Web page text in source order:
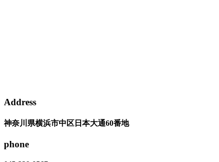
Address
神奈川県横浜市中区日本大通60番地
phone